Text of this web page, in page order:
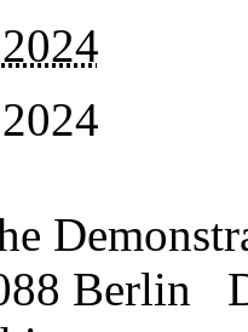
Berlin